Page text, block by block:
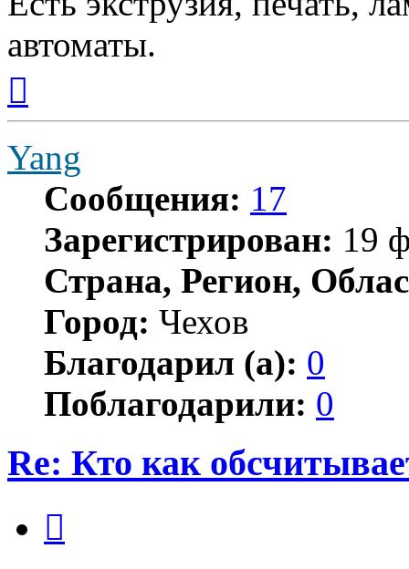
автоматы.
началу
Yang
Сообщения: 17
Зарегистрирован: 19
Страна, Регион,
Город: Чехов
Благодарил (а): 0
Поблагодарили: 0
Re: Кто как